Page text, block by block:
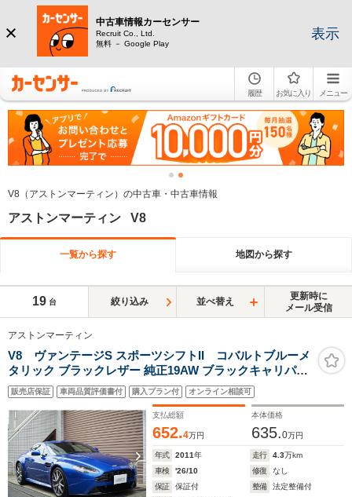
中古車情報カーセンサー
Recruit Co., Ltd.
無料 － Google Play
表示
履歴 お気に入り メニュー
V8（アストンマーティン）の中古車・中古車情報
アストンマーティン V8
一覧から探す 地図から探す
19 台 絞り込み 並べ替え
更新時に
メール受信
アストンマーティン
V8 ヴァンテージS スポーツシフトII コバルトブルーメ
タリック ブラックレザー 純正19AW ブラックキャリパー
キセノン カロッツェリアHDDナビTV バックカメラ ピア
ノブラックトリム バング&オルフセンサウンド 整備記録
簿 ディーラー車
販売店保証 車両品質評価書付 購入プラン付 オンライン相談可
支払総額
652.4万円
本体価格
635.0万円
年式 2011年 走行 4.3万km
車検
'26/10 修復
なし
保証
保証付 整備
法定整備付